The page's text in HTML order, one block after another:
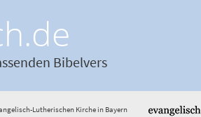
Bibelvers
Lutherischen Kirche in Bayern